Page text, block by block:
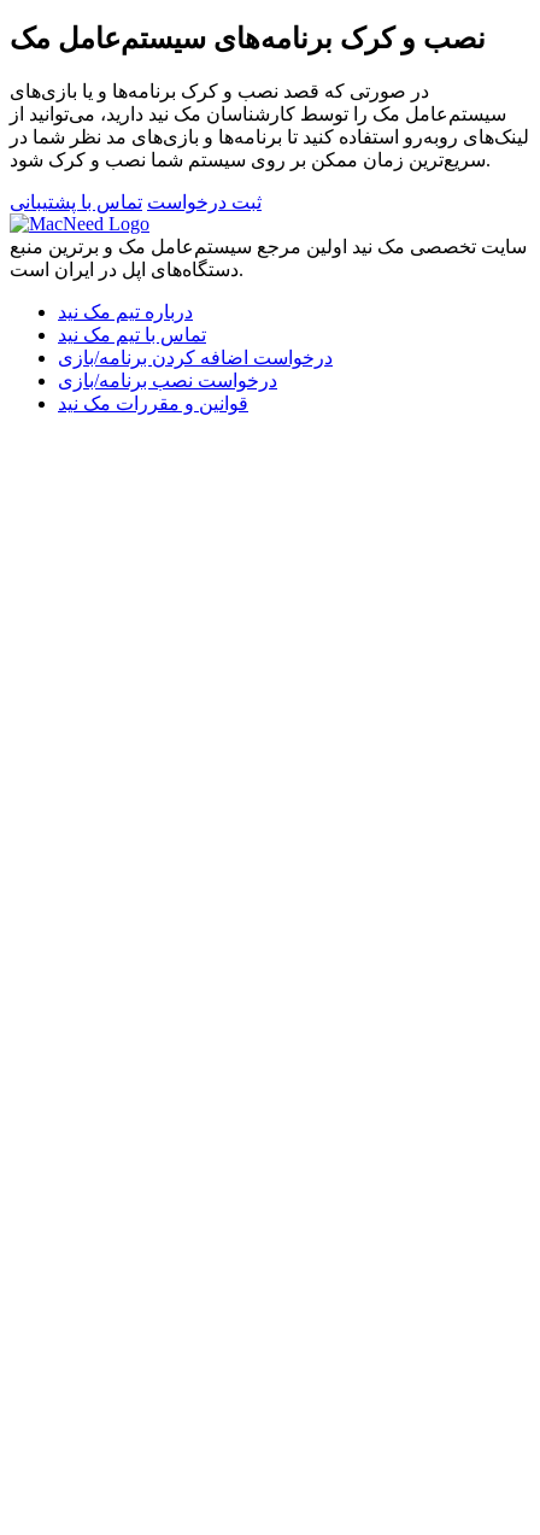
نصب و کرک برنامه‌های سیستم‌عامل مک
در صورتی که قصد نصب و کرک برنامه‌ها و یا بازی‌های
سیستم‌عامل مک را توسط کارشناسان مک نید دارید، می‌توانید از
لینک‌های رو‌به‌رو استفاده کنید تا برنامه‌ها و بازی‌های مد نظر شما در
سریع‌ترین زمان ممکن بر روی سیستم شما نصب و کرک شود.
ثبت درخواست تماس با پشتیبانی
سایت تخصصی مک نید اولین مرجع سیستم‌عامل مک و برترین منبع
دستگاه‌های اپل در ایران است.
درباره تیم مک نید
تماس با تیم مک نید
درخواست اضافه کردن برنامه/بازی
درخواست نصب برنامه/بازی
قوانین و مقررات مک نید